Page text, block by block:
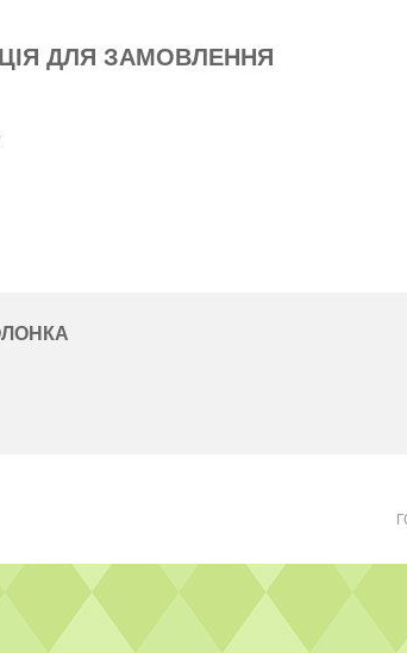
ДЛЯ ЗАМОВЛЕННЯ